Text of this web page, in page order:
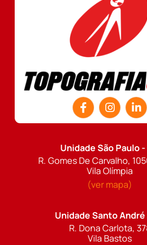
Unidade São Paulo -
R. Gomes De Carvalho,
Vila Olímpia
(ver mapa)
Unidade Santo André
R. Dona Carlota,
Vila Bastos